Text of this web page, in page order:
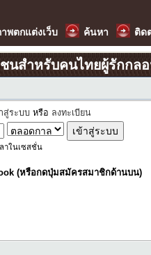
พตกแต่งเว็บ ค้นหา ติด
นสำหรับคนไทยผู้รักกล
สู่ระบบ หรือ ลงทะเบียน
าในเซสชั่น
(หรือกดปุ่มสมัครสมาชิกด้านบน)